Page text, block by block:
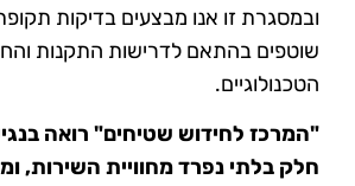
ובמסגרת זו אנו מבצעים בדיקות
שוטפים בהתאם לדרישות התקנות
הטכנולוגיים.
"המרכז לחידוש שטיחים" רואה
חלק בלתי נפרד מחוויית השירות,